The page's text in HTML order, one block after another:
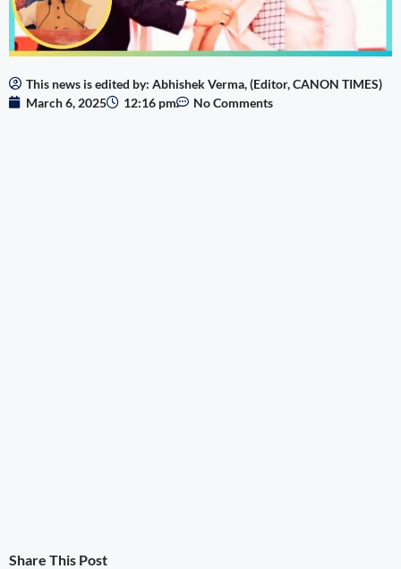
This news is edited by: Abhishek Verma, (Editor, CANON TIMES)
March 6, 2025
12:16 pm No Comments
Share This Post